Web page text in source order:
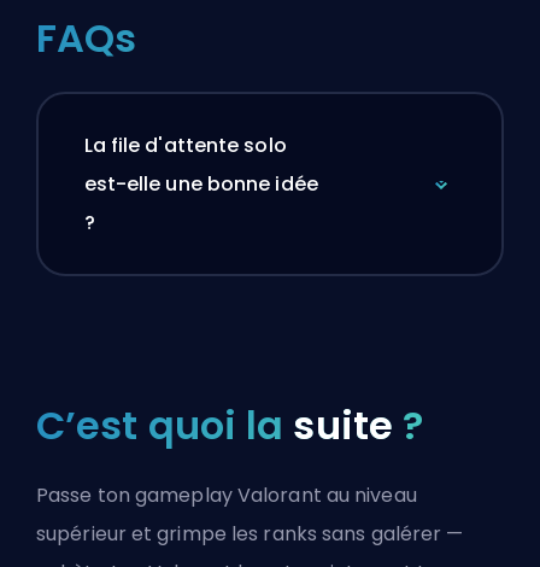
FAQs
La file d'attente solo
est-elle une bonne idée
?
C’est quoi la suite ?
Passe ton gameplay Valorant au niveau
supérieur et grimpe les ranks sans galérer —